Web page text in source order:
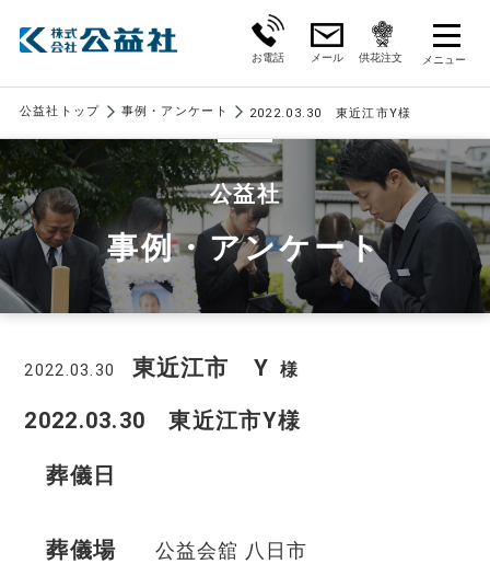
お電話 メール 供花注文
公益社トップ 事例・アンケート 2022.03.30 東近江市Y様
公益社
事例・アンケート
2022.03.30 東近江市 Y 様
2022.03.30 東近江市Y様
葬儀日
葬儀場 公益会舘 八日市